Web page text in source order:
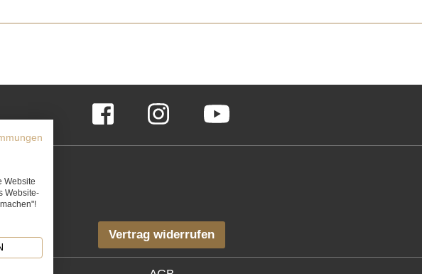
Facebook Instagram YouTube
Vertrag widerrufen
Website
Website-